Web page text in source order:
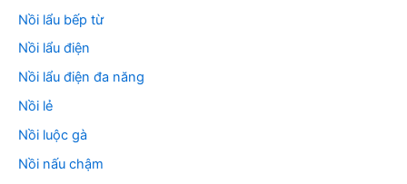
Nồi lẩu bếp từ
Nồi lẩu điện
Nồi lẩu điện đa năng
Nồi lẻ
Nồi luộc gà
Nồi nấu chậm